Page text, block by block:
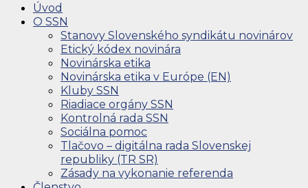
Úvod
O SSN
Stanovy Slovenského syndikátu novinárov
Etický kódex novinára
Novinárska etika
Novinárska etika v Európe (EN)
Kluby SSN
Riadiace orgány SSN
Kontrolná rada SSN
Sociálna pomoc
Tlačovo – digitálna rada Slovenskej
republiky (TR SR)
Zásady na vykonanie referenda